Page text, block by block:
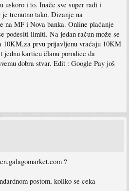
uskoro i to. Inače sve super radi i
je trenutno tako. Dizanje na
na MF i Nova banka. Online plaćanje
podesiti limiti. Na jedan račun može se
10KM,za prvu prijavljenu vraćaju 10KM
jednu karticu članu porodice da
dobra stvar. Edit : Google Pay još
?
postom, koliko se ceka